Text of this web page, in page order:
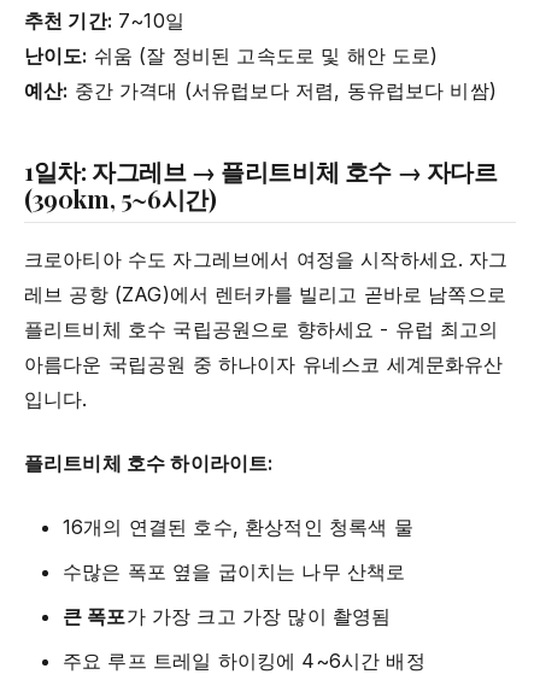
추천 기간: 7~10일
난이도: 쉬움 (잘 정비된 고속도로 및 해안 도로)
예산: 중간 가격대 (서유럽보다 저렴, 동유럽보다 비쌈)
1일차: 자그레브 → 플리트비체 호수 → 자다르
(390km, 5~6시간)
크로아티아 수도 자그레브에서 여정을 시작하세요. 자그
레브 공항 (ZAG)에서 렌터카를 빌리고 곧바로 남쪽으로
플리트비체 호수 국립공원으로 향하세요 - 유럽 최고의
아름다운 국립공원 중 하나이자 유네스코 세계문화유산
입니다.
플리트비체 호수 하이라이트:
16개의 연결된 호수, 환상적인 청록색 물
수많은 폭포 옆을 굽이치는 나무 산책로
큰 폭포가 가장 크고 가장 많이 촬영됨
주요 루프 트레일 하이킹에 4~6시간 배정